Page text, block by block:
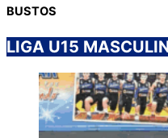
BUSTOS
LIGA U15